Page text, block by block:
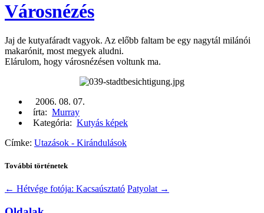
Városnézés
Jaj de kutyafáradt vagyok. Az előbb faltam be egy nagytál milánói
makarónit, most megyek aludni.
Elárulom, hogy városnézésen voltunk ma.
2006. 08. 07.
írta: Murray
Kategória: Kutyás képek
Címke: Utazások - Kirándulások
További történetek
← Hétvége fotója: Kacsaúsztató Patyolat →